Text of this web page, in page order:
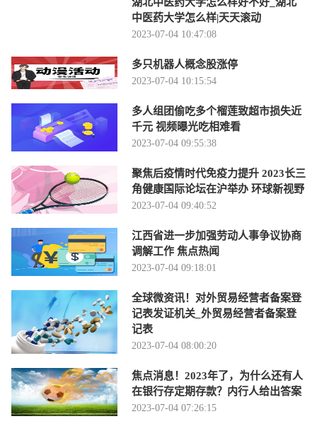
湖北中医药大学怎么样好不好_湖北
中医药大学怎么样|天天滚动
2023-07-04 10:47:08
多只机器人概念股涨停
2023-07-04 10:15:54
多人组团偷吃多个榴莲致超市损失近
千元 视频曝光吃相难看
2023-07-04 09:55:38
聚焦后疫情时代免疫力提升 2023长三
角健康国际论坛在沪举办 环球新视野
2023-07-04 09:40:52
江西省进一步加强劳动人事争议协商
调解工作 焦点热闻
2023-07-04 09:18:01
全球微资讯！对外贸易经营者备案登
记表发证机关_外贸易经营者备案登
记表
2023-07-04 08:00:20
焦点消息！2023年了，为什么还有人
在银行存定期存款？内行人给出答案
2023-07-04 07:26:15